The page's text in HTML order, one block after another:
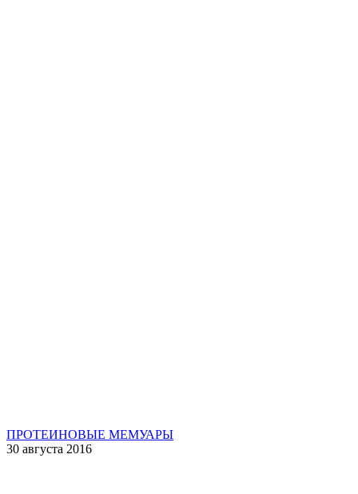
ПРОТЕИНОВЫЕ МЕМУАРЫ
30 августа 2016